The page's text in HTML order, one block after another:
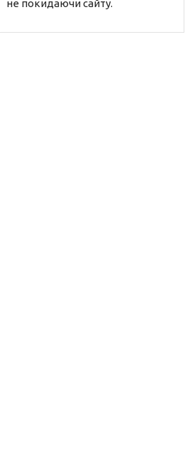
не покидаючи сайту.